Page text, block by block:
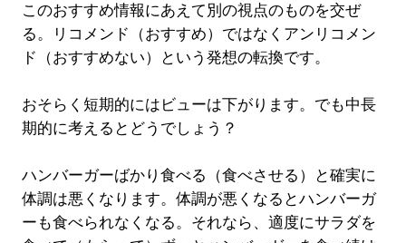
このおすすめ情報にあえて別の視点のものを交ぜ
る。リコメンド（おすすめ）ではなくアンリコメン
ド（おすすめない）という発想の転換です。
おそらく短期的にはビューは下がります。でも中長
期的に考えるとどうでしょう？
ハンバーガーばかり食べる（食べさせる）と確実に
体調は悪くなります。体調が悪くなるとハンバーガ
ーも食べられなくなる。それなら、適度にサラダを